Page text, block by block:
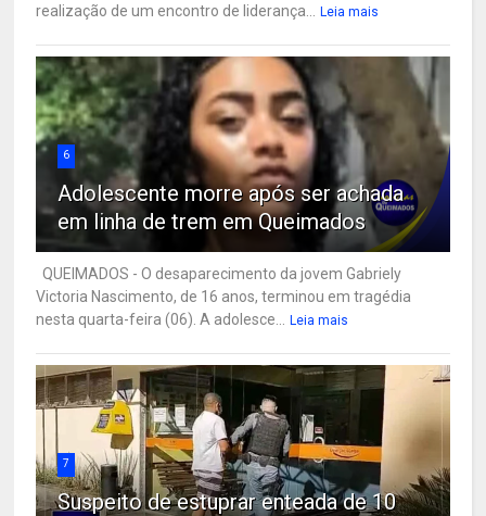
realização de um encontro de liderança...
Leia mais
6
Adolescente morre após ser achada
em linha de trem em Queimados
QUEIMADOS - O desaparecimento da jovem Gabriely
Victoria Nascimento, de 16 anos, terminou em tragédia
nesta quarta-feira (06). A adolesce...
Leia mais
7
Suspeito de estuprar enteada de 10